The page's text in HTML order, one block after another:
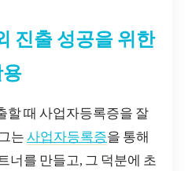
진출 성공을 위한
할 때 사업자등록증을 잘
는사업자등록증을 통해
너를 만들고, 그 덕분에 초